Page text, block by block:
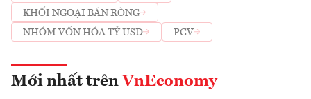
KHỐI NGOẠI BÁN RÒNG
NHÓM VỐN HÓA TỶ USD
PGV
Mới nhất trên VnEconomy